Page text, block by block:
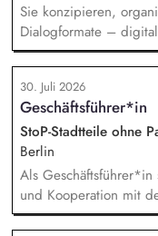
Sie konzipieren,
Dialogformate –
identifizieren aktuelle
Handel, Technologie,
Sicherheit und
Diskussionen auf. Sie
Referent*innen sowie
Wirtschaft,
30. Juli 2026
Geschäftsführer*in
StoP-Stadtteile ohne
Berlin
Als
und Kooperation mit
Bundesfachstelle